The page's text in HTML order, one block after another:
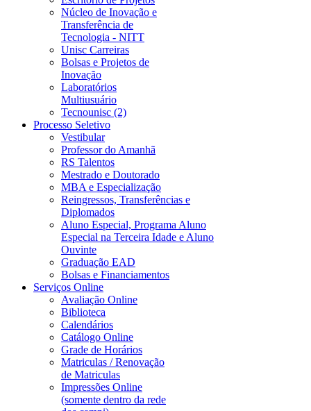
Núcleo de Inovação e
Transferência de
Tecnologia - NITT
Unisc Carreiras
Bolsas e Projetos de
Inovação
Laboratórios
Multiusuário
Tecnounisc (2)
Processo Seletivo
Vestibular
Professor do Amanhã
RS Talentos
Mestrado e Doutorado
MBA e Especialização
Reingressos, Transferências e
Diplomados
Aluno Especial, Programa Aluno
Especial na Terceira Idade e Aluno
Ouvinte
Graduação EAD
Bolsas e Financiamentos
Serviços Online
Avaliação Online
Biblioteca
Calendários
Catálogo Online
Grade de Horários
Matriculas / Renovação
de Matriculas
Impressões Online
(somente dentro da rede